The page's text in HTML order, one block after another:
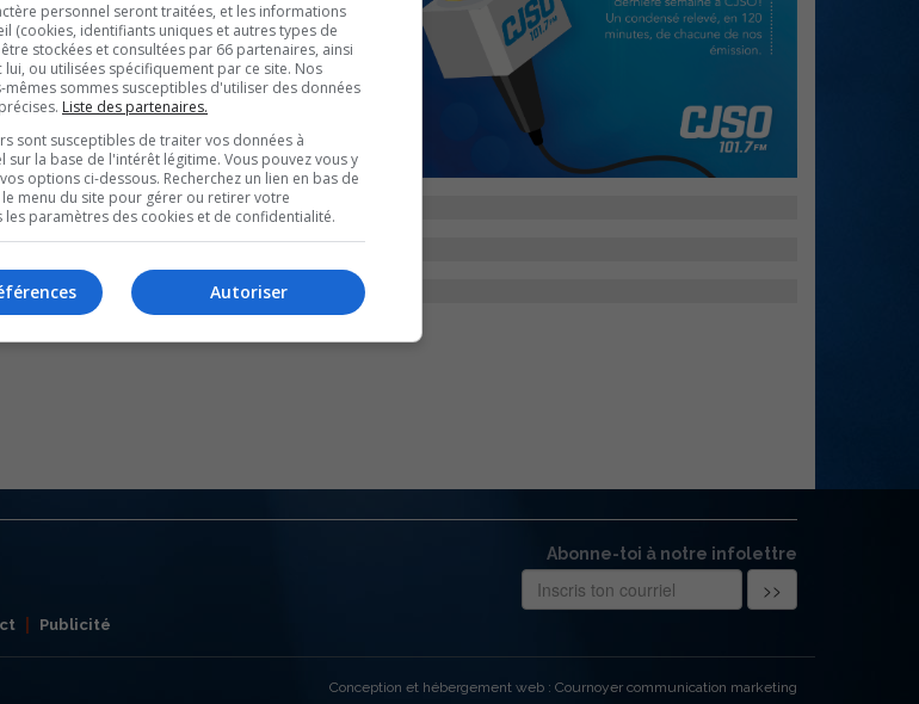
Abonne-toi à notre infolettre
Publicité
Conception et hébergement web : Cournoyer communication marketing
personnel seront traitées, et les informations
(cookies, identifiants uniques et autres types de
stockées et consultées par 66 partenaires, ainsi
lui, ou utilisées spécifiquement par ce site. Nos
mêmes sommes susceptibles d'utiliser des données
Liste des partenaires.
sont susceptibles de traiter vos données à
sur la base de l'intérêt légitime. Vous pouvez vous y
options ci-dessous. Recherchez un lien en bas de
menu du site pour gérer ou retirer votre
les paramètres des cookies et de confidentialité.
Autoriser